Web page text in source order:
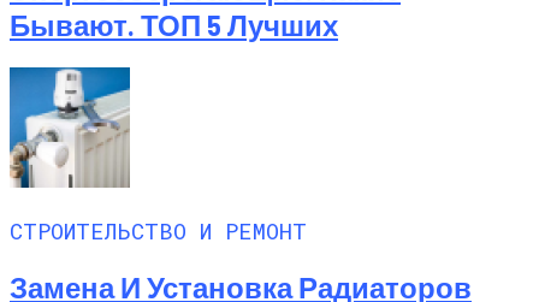
Бывают. ТОП 5 Лучших
СТРОИТЕЛЬСТВО И РЕМОНТ
Замена И Установка Радиаторов